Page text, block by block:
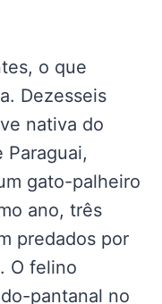
o que
Dezesseis
nativa do
Paraguai,
gato-palheiro
ano, três
predados por
O felino
pantanal no